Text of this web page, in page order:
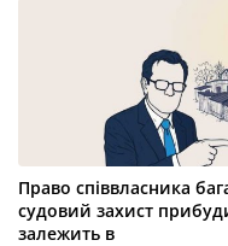
Право співвласника
судовий захист
залежить в